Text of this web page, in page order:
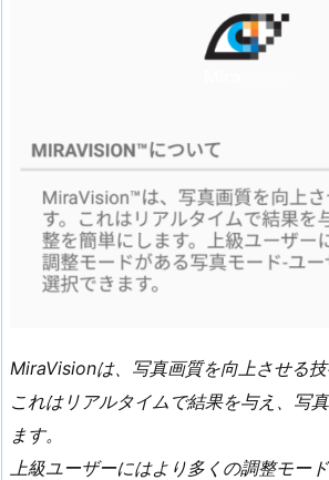
MiraVisionは、写真画質を向上させる技
これはリアルタイムで結果を与え、写
ます。
上級ユーザーにはより多くの調整モー